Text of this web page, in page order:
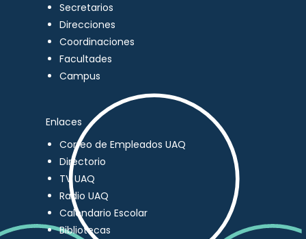
Secretarios
Direcciones
Coordinaciones
Facultades
Campus
Enlaces
Correo de Empleados UAQ
Directorio
TV UAQ
Radio UAQ
Calendario Escolar
Bibliotecas